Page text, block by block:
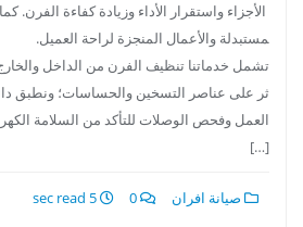
الأجزاء واستقرار الأداء وزيادة كفاءة الفرن.
مستبدلة والأعمال المنجزة لراحة العميل.
تشمل خدماتنا تنظيف الفرن من الداخل
ثر على عناصر التسخين والحساسات؛ ونطبق
العمل وفحص الوصلات للتأكد من السلامة
[…]
صيانة افران